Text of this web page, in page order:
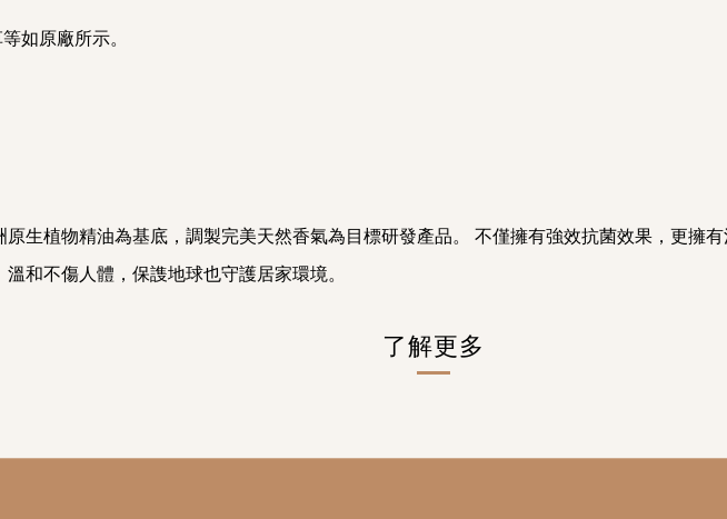
如原廠所示。
生植物精油為基底，調製完美天然香氣為目標研發產品。 不僅擁有強效抗菌效果，更擁
和不傷人體，保謢地球也守護居家環境。
了解更多